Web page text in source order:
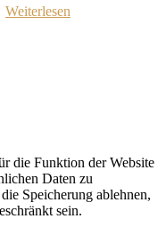
Weiterlesen
die Funktion der Website
Daten zu
Speicherung ablehnen,
sein.